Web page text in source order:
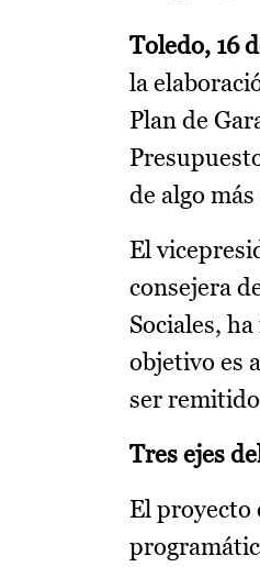
Toledo, 16
la
Plan de
de algo
El
consejera
Sociales,
objetivo es
ser
Tres ejes
El proyecto